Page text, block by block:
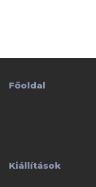
Főoldal
Kiállítások